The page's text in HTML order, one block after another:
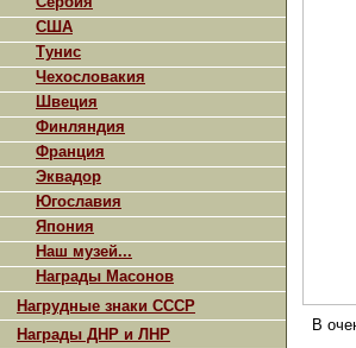
США
Тунис
Чехословакия
Швеция
Финляндия
Франция
Эквадор
Югославия
Япония
Наш музей...
Награды Масонов
Нагрудные знаки СССР
Награды ДНР и ЛНР
В